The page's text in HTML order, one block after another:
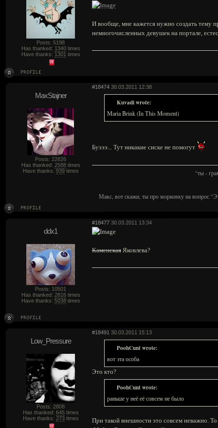
Posts: 5198
Has thanked: 1340times
Have thanks: 1301 times
И вообще, мне кажется нужно создать тему
немногочисленных девушек на портале,
#18474 30.03.2011 12:38
MaxStajner
Posts: 22826
Has thanked: 2588times
Have thanks: 939times
Kuvadi wrote:
Maria Brink (In This Moment)
Буэээ... Тут никакие сиске не помогут
"ты -
Макс, вот скажи, ты про морковку на вопрос
#18477 30.03.2011 13:34
ddx1
Posts: 10501
Has thanked: 2816times
Have thanks: 5038times
Каменская Яковлева?
#18491 30.03.2011 15:13
Low_Pressure
Posts: 2808
Has thanked: 645times
Have thanks: 273times
PoohCunt wrote:
вот эта особа
Это кто?
PoohCunt wrote:
раньше у неё её совсем не было
При такой внешности это совсем неважно.